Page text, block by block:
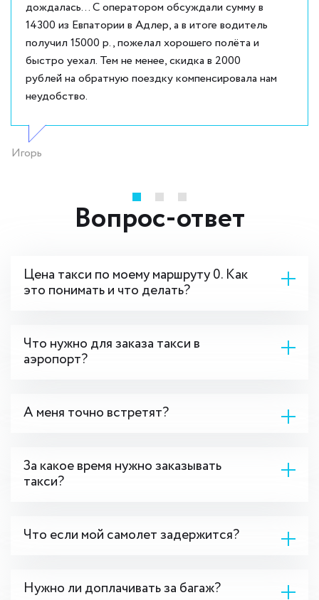
дождалась... С оператором обсуждали сумму в
14300 из Евпатории в Адлер, а в итоге водитель
получил 15000 р., пожелал хорошего полёта и
быстро уехал. Тем не менее, скидка в 2000
рублей на обратную поездку компенсировала нам
неудобство.
Игорь
Вопрос-ответ
Цена такси по моему маршруту 0. Как
это понимать и что делать?
Что нужно для заказа такси в
аэропорт?
А меня точно встретят?
За какое время нужно заказывать
такси?
Что если мой самолет задержится?
Нужно ли доплачивать за багаж?